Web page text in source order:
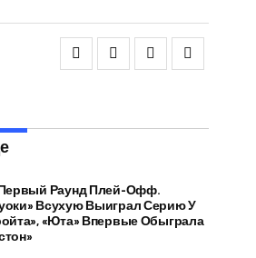
Раунд Плей-Офф.
Всухую Выиграл Серию У
«Юта» Впервые Обыграла